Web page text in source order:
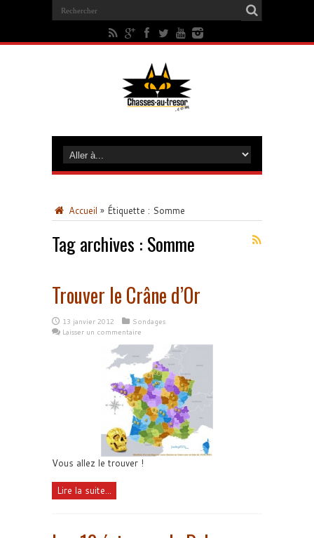
Accueil » Étiquette : Somme
Tag archives : Somme
Trouver le Crâne d’Or
13 janvier 2012
Sondages
Laisser un commentaire
Vous allez le trouver !
Lire la suite...